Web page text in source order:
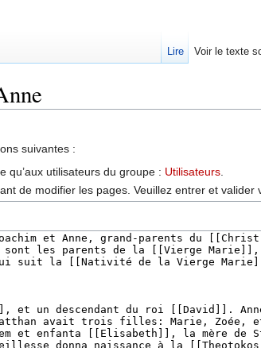
suivantes :
qu’aux utilisateurs du groupe : Utilisateurs
de modifier les pages. Veuillez entrer et
Lire Voir le texte